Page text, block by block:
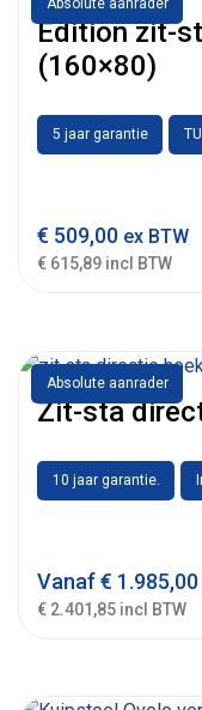
Absolute aanrader
Edition zit-
(160×80)
5 jaar garantie
€ 509,00 ex BTW
€ 615,89 incl BTW
Absolute aanrader
Zit-sta
10 jaar garantie.
Vanaf€ 1.985,00
€ 2.401,85 incl BTW